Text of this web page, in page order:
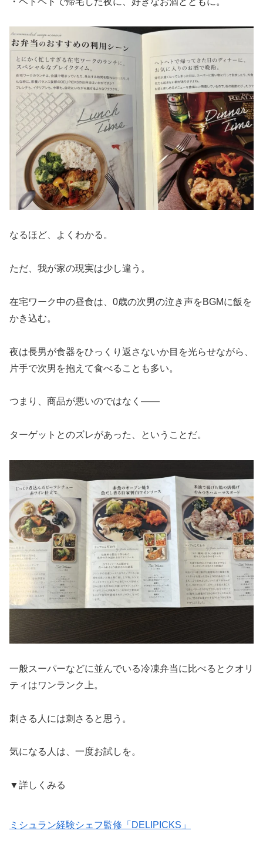
なるほど、よくわかる。
ただ、我が家の現実は少し違う。
在宅ワーク中の昼食は、0歳の次男の泣き声をBGMに飯を
かき込む。
夜は長男が食器をひっくり返さないか目を光らせながら、
片手で次男を抱えて食べることも多い。
つまり、商品が悪いのではなく——
ターゲットとのズレがあった、ということだ。
一般スーパーなどに並んでいる冷凍弁当に比べるとクオリ
ティはワンランク上。
刺さる人には刺さると思う。
気になる人は、一度お試しを。
▼詳しくみる
ミシュラン経験シェフ監修「DELIPICKS」